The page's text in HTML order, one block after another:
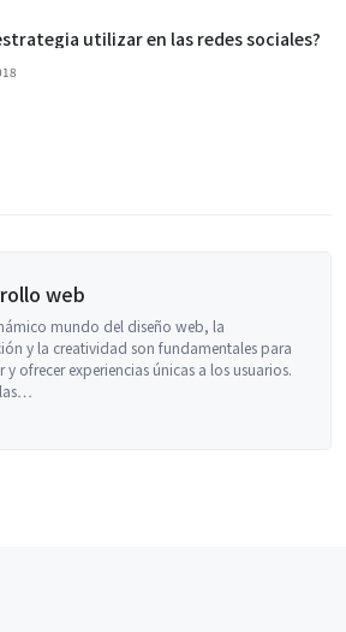
utilizar en las redes sociales?
web
mundo del diseño web, la
y la creatividad son fundamentales para
y ofrecer experiencias únicas a los usuarios.